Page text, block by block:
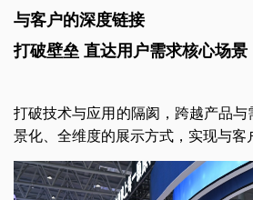
与客户的深度链接
打破壁垒 直达用户需求核心场景
打破技术与应用的隔阂，跨越产品
景化、全维度的展示方式，实现与客